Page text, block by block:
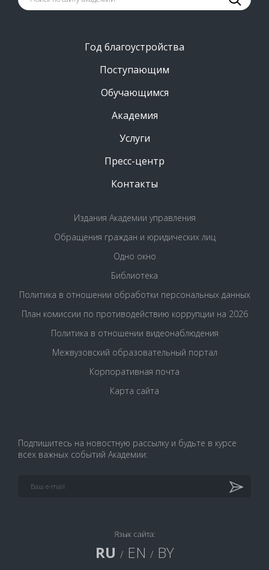
Год благоустройства
Поступающим
Обучающимся
Академия
Услуги
Пресс-центр
Контакты
Издания Академии управления
Обращения граждан и юридических лиц
Одно окно
Библиотека
Политика в отношении обработки персональных данных
План комиссии по противодействию коррупции на 2026
Политика в отношении видеонаблюдения
Межвузовский образовательный портал
Корпоративная почта
Карта сайта
Подпишитесь на новостную рассылку и будьте в курсе
всех важных событий Академии:
Язык сайта:
RU / EN / BY